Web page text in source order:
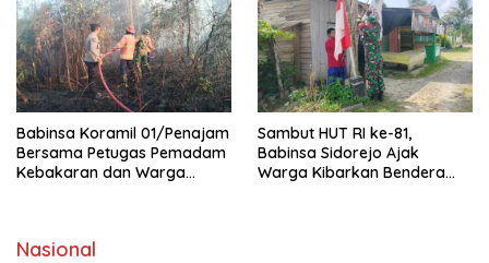
Babinsa Koramil 01/Penajam
Bersama Petugas Pemadam
Kebakaran dan Warga
Sambut HUT RI ke-81,
Babinsa Sidorejo Ajak
Warga Kibarkan Bendera
Nasional